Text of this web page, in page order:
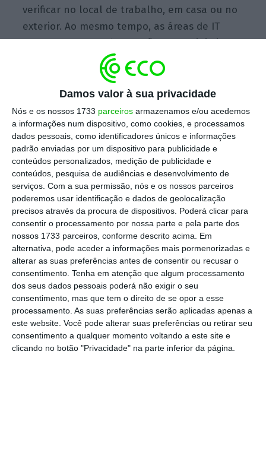
Damos valor à sua privacidade
Nós e os nossos 1733 parceiros armazenamos e/ou acedemos
a informações num dispositivo, como cookies, e processamos
dados pessoais, como identificadores únicos e informações
padrão enviadas por um dispositivo para publicidade e
conteúdos personalizados, medição de publicidade e
conteúdos, pesquisa de audiências e desenvolvimento de
serviços. Com a sua permissão, nós e os nossos parceiros
poderemos usar identificação e dados de geolocalização
precisos através da procura de dispositivos. Poderá clicar para
consentir o processamento por nossa parte e pela parte dos
nossos 1733 parceiros, conforme descrito acima. Em
alternativa, pode aceder a informações mais pormenorizadas e
alterar as suas preferências antes de consentir ou recusar o
consentimento. Tenha em atenção que algum processamento
dos seus dados pessoais poderá não exigir o seu
consentimento, mas que tem o direito de se opor a esse
processamento. As suas preferências serão aplicadas apenas a
este website. Você pode alterar suas preferências ou retirar seu
consentimento a qualquer momento voltando a este site e
clicando no botão "Privacidade" na parte inferior da página.
verificar no local de trabalho, em casa ou no
exterior. Ao mesmo tempo, as áreas de IT
sentem uma grande pressão para minimizar o
downtimepara a empresa, enquanto
lidam com pedidos de maior complexidade e
são solicitadas para oferecer um contributo
cada vez mais importante para a
transformação digital de empresas e
negócios”, dizia Nuno Ferro, operations director
da Experis Portugal, aquando do lançamento
deste novo serviço.
Estes dois cenários, aliados à
elevada escassez de perfis
tecnológicos, faz com que as
lideranças de IT, sintam hoje
fortes desafios na entrega do
apoio desejado aos profissionais
das suas organizações. O Service